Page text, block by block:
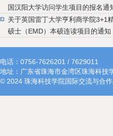
国汉阳大学访问学生项目的报名通
关于英国雷丁大学亨利商学院3+1
硕士（EMD）本硕连读项目的通知
电话：0756-7626201 / 7629011
地址：广东省珠海市金湾区珠海科技
© 2024 珠海科技学院国际交流与合